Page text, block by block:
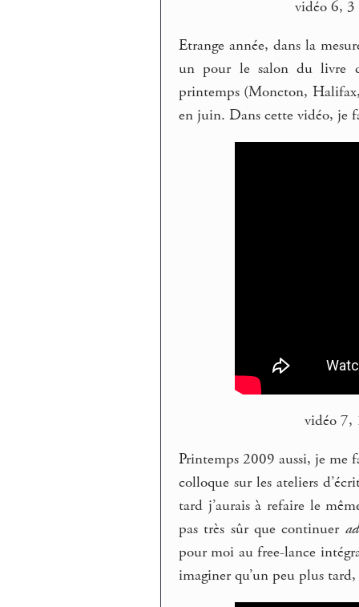
vidéo 6,
Etrange année, dans la
un pour le salon du livre
printemps (Moncton,
en juin. Dans cette vidéo, je
vidéo
Printemps 2009 aussi, je me
colloque sur les ateliers
tard j’aurais à refaire le
pas très sûr que continuer
pour moi au free-lance
imaginer qu’un peu plus